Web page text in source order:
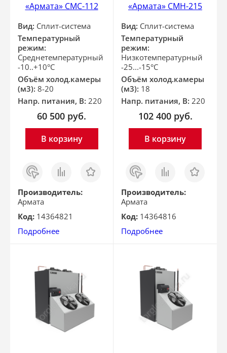
«Армата» СМС-112
Вид: Сплит-система
Температурный
режим:
Среднетемпературный
-10..+10°С
Объём холод.камеры
(м3): 8-20
Напр. питания, В: 220
60 500 руб.
В корзину
Заказ
в 1
клик
Сравнить Отложить
Производитель:
Армата
Код: 14364821
Подробнее
«Армата» СМН-215
Вид: Сплит-система
Температурный
режим:
Низкотемпературный
-25...-15°С
Объём холод.камеры
(м3): 18
Напр. питания, В: 220
102 400 руб.
В корзину
Заказ
в 1
клик
Сравнить Отложить
Производитель:
Армата
Код: 14364816
Подробнее